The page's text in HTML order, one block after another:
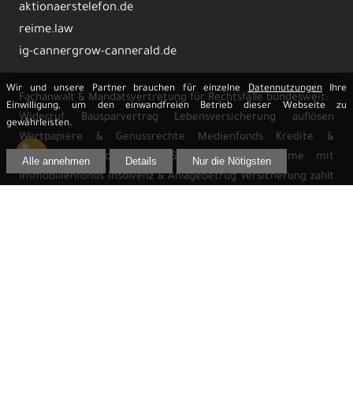
aktionaerstelefon.de
reime.law
ig-cannergrow-cannerald.de
Fachanwalt & Mandatsvertretung für Rechtsfälle bundesweit:
Widerruf Bausparvertrag Lebensversicherung auflösen
Wertpapiere & Genussrechte Medienfonds Kredite &
Bankdarlehen Schiffsfonds Schadenersatz Probleme mit
Immobilienfonds Insolvenz & Anlagebetrug Versicherung zahlt
Wir und unsere Partner brauchen für einzelneDatennutzungenIhre
Einwilligung, um den einwandfreien Betrieb dieser Webseite zu
gewährleisten.
Alle annehmen Details Nur die Nötigsten